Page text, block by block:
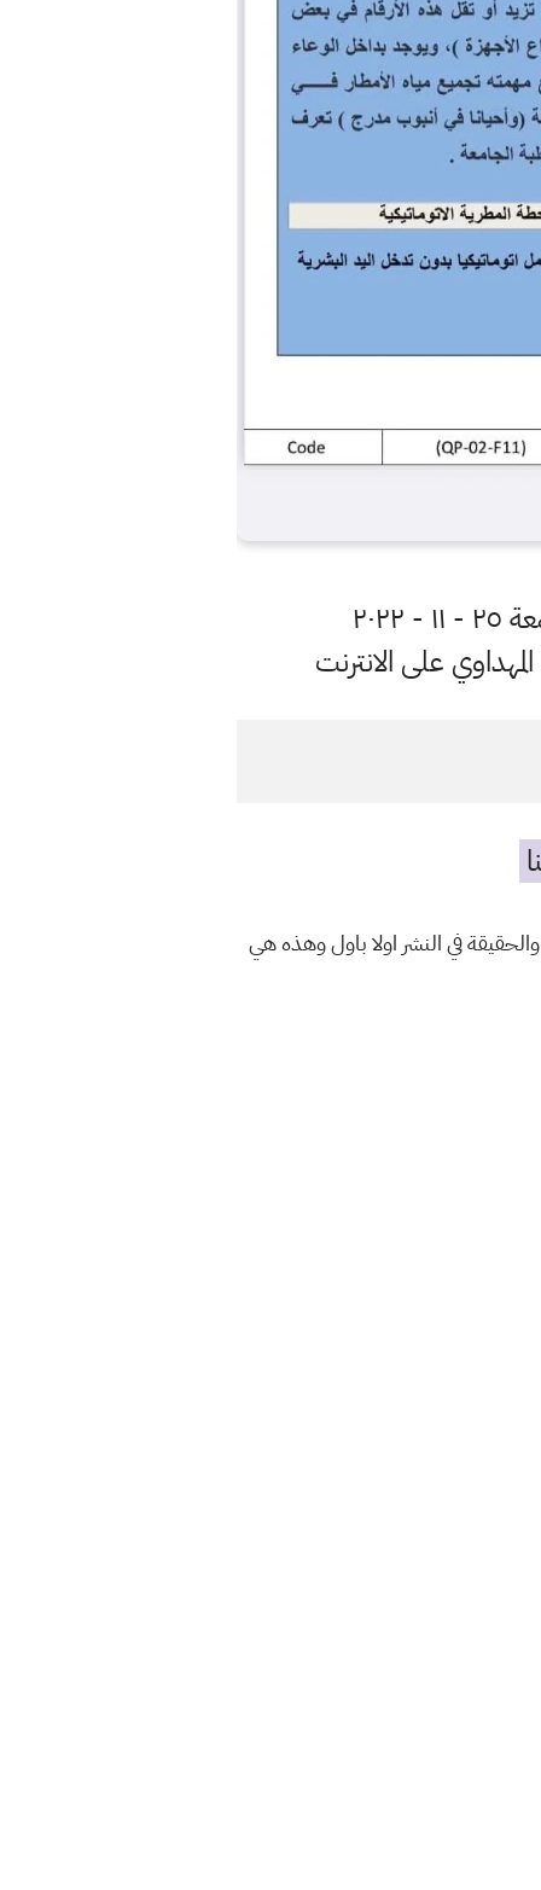
على الانترنت
في النشر اولا باول وهذه هي